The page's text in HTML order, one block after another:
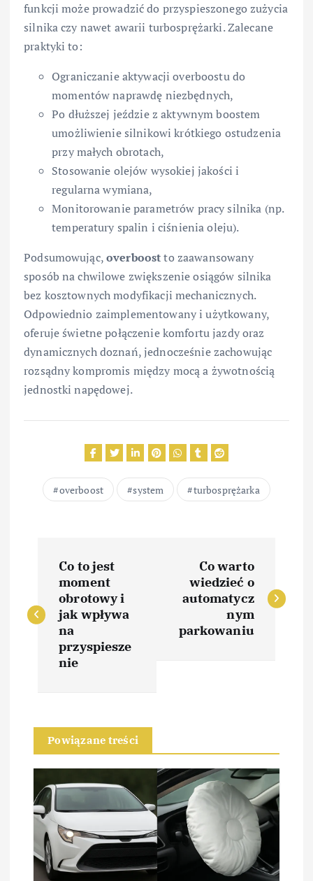
funkcji może prowadzić do przyspieszonego zużycia
silnika czy nawet awarii turbosprężarki. Zalecane
praktyki to:
Ograniczanie aktywacji overboostu do
momentów naprawdę niezbędnych,
Po dłuższej jeździe z aktywnym boostem
umożliwienie silnikowi krótkiego ostudzenia
przy małych obrotach,
Stosowanie olejów wysokiej jakości i
regularna wymiana,
Monitorowanie parametrów pracy silnika (np.
temperatury spalin i ciśnienia oleju).
Podsumowując,overboostto zaawansowany
sposób na chwilowe zwiększenie osiągów silnika
bez kosztownych modyfikacji mechanicznych.
Odpowiednio zaimplementowany i użytkowany,
oferuje świetne połączenie komfortu jazdy oraz
dynamicznych doznań, jednocześnie zachowując
rozsądny kompromis między mocą a żywotnością
jednostki napędowej.
overboost system turbosprężarka
w
a
c
a
w
Co to jest
moment
obrotowy i
jak wpływa
na
przyspiesze
nie
Co warto
wiedzieć o
automatycz
nym
parkowaniu
Powiązane treści